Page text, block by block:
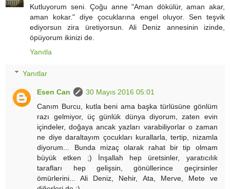
Kutluyorum seni. Çoğu anne "Aman dökülür, aman akar,
aman kokar." diye çocuklarına engel oluyor. Sen teşvik
ediyorsun zira üretiyorsun. Ali Deniz annesinin izinde,
öpüyorum ikinizi de.
Yanıtla
Yanıtlar
Esen Can
30 Mayıs 2016 05:01
Canım Burcu, kutla beni ama başka türlüsüne gönlüm
razı gelmiyor, üç günlük dünya diyorum, zaten evin
içindeler, doğaya ancak yazları varabiliyorlar o zaman
ne diye daraltayım çocukları kurallarla, tertip, nizamla
diyorum... Bunda mizaç olarak rahat bir tip olmam
büyük etken ;) İnşallah hep üretsinler, yaratıcılık
tarafları hep gelişsin, gönüllerince geçirsinler
ömürlerini... Ali Deniz, Nehir, Ata, Merve, Mete ve